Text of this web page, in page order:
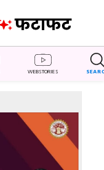
WEBSTORIES